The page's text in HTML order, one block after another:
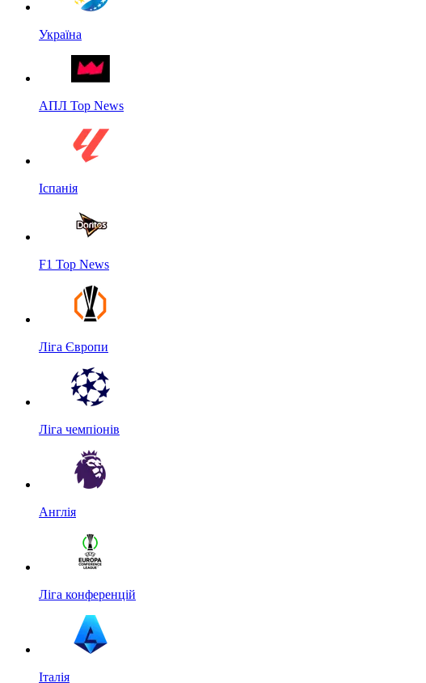
Україна
АПЛ Top News
Іспанія
F1 Top News
Ліга Європи
Ліга чемпіонів
Англія
Ліга конференцій
Італія